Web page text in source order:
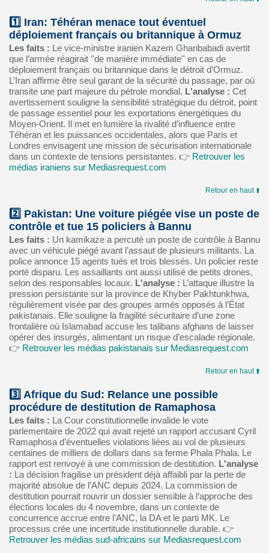
1️⃣ Iran: Téhéran menace tout éventuel
déploiement français ou britannique à Ormuz
Les faits : Le vice‑ministre iranien Kazem Gharibabadi avertit
que l’armée réagirait ''de manière immédiate'' en cas de
déploiement français ou britannique dans le détroit d’Ormuz.
L’Iran affirme être seul garant de la sécurité du passage, par où
transite une part majeure du pétrole mondial. L'analyse : Cet
avertissement souligne la sensibilité stratégique du détroit, point
de passage essentiel pour les exportations énergétiques du
Moyen-Orient. Il met en lumière la rivalité d’influence entre
Téhéran et les puissances occidentales, alors que Paris et
Londres envisagent une mission de sécurisation internationale
dans un contexte de tensions persistantes. 👉 Retrouver les
médias iraniens sur Mediasrequest.com
Retour en haut ⬆️
2️⃣ Pakistan: Une voiture piégée vise un poste de
contrôle et tue 15 policiers à Bannu
Les faits : Un kamikaze a percuté un poste de contrôle à Bannu
avec un véhicule piégé avant l’assaut de plusieurs militants. La
police annonce 15 agents tués et trois blessés. Un policier reste
porté disparu. Les assaillants ont aussi utilisé de petits drones,
selon des responsables locaux. L'analyse : L’attaque illustre la
pression persistante sur la province de Khyber Pakhtunkhwa,
régulièrement visée par des groupes armés opposés à l’État
pakistanais. Elle souligne la fragilité sécuritaire d’une zone
frontalière où Islamabad accuse les talibans afghans de laisser
opérer des insurgés, alimentant un risque d’escalade régionale.
👉 Retrouver les médias pakistanais sur Mediasrequest.com
Retour en haut ⬆️
3️⃣ Afrique du Sud: Relance une possible
procédure de destitution de Ramaphosa
Les faits : La Cour constitutionnelle invalide le vote
parlementaire de 2022 qui avait rejeté un rapport accusant Cyril
Ramaphosa d’éventuelles violations liées au vol de plusieurs
centaines de milliers de dollars dans sa ferme Phala Phala. Le
rapport est renvoyé à une commission de destitution. L'analyse
: La décision fragilise un président déjà affaibli par la perte de
majorité absolue de l’ANC depuis 2024. La commission de
destitution pourrait rouvrir un dossier sensible à l’approche des
élections locales du 4 novembre, dans un contexte de
concurrence accrue entre l’ANC, la DA et le parti MK. Le
processus crée une incertitude institutionnelle durable. 👉
Retrouver les médias sud-africains sur Mediasrequest.com